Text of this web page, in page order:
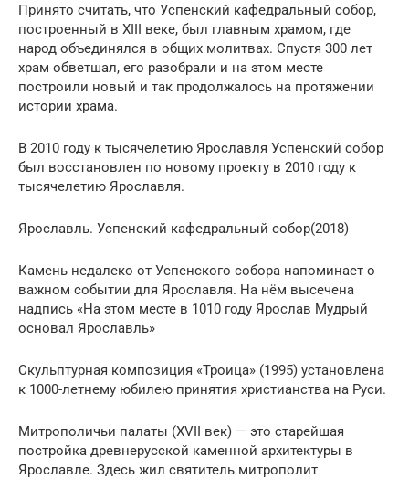
Принято считать, что Успенский кафедральный собор,
построенный в XIII веке, был главным храмом, где
народ объединялся в общих молитвах. Спустя 300 лет
храм обветшал, его разобрали и на этом месте
построили новый и так продолжалось на протяжении
истории храма.
В 2010 году к тысячелетию Ярославля Успенский собор
был восстановлен по новому проекту в 2010 году к
тысячелетию Ярославля.
Ярославль. Успенский кафедральный собор(2018)
Камень недалеко от Успенского собора напоминает о
важном событии для Ярославля. На нём высечена
надпись «На этом месте в 1010 году Ярослав Мудрый
основал Ярославль»
Скульптурная композиция «Троица» (1995) установлена
к 1000-летнему юбилею принятия христианства на Руси.
Митрополичьи палаты (XVII век) — это старейшая
постройка древнерусской каменной архитектуры в
Ярославле. Здесь жил святитель митрополит